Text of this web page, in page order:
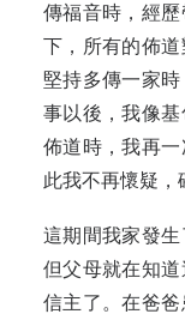
傳福音時，經
下，所有的佈
堅持多傳一家
事以後，我像
佈道時，我再
此我不再懷疑，
這期間我家發
但父母就在知
信主了。在爸